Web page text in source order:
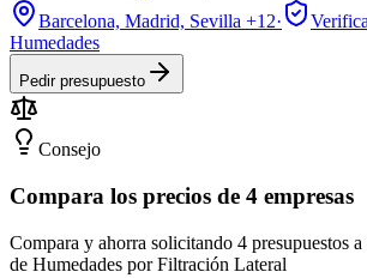
Barcelona, Madrid, Sevilla +12·
Humedades
Pedir presupuesto
Consejo
Compara los precios de 4 empresas
Compara y ahorra solicitando 4 presupuestos a
de Humedades por Filtración Lateral